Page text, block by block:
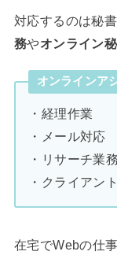
対応するのは秘
務やオンライン
オンラインア
・経理作業
・メール対応
・リサーチ業務
・クライアン
在宅でWebの仕